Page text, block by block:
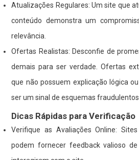
Atualizações Regulares: Um site que
conteúdo demonstra um
relevância.
Ofertas Realistas: Desconfie de
demais para ser verdade. Ofertas
que não possuem explicação lógica
ser um sinal de esquemas fraudulentos.
Dicas Rápidas para Verificação
Verifique as Avaliações Online:
podem fornecer feedback valioso